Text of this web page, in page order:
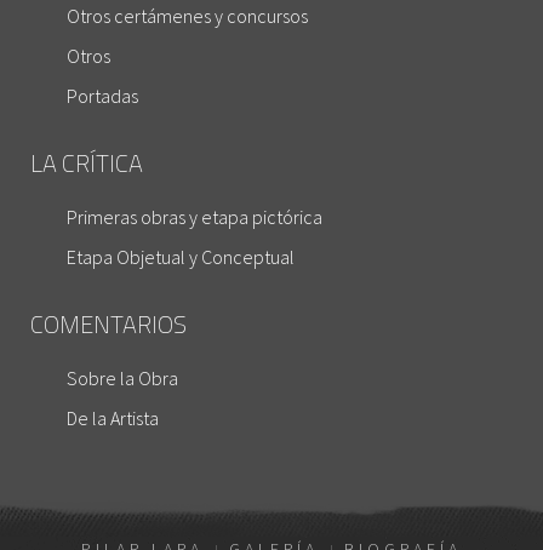
Otros certámenes y concursos
Otros
Portadas
LA CRÍTICA
Primeras obras y etapa pictórica
Etapa Objetual y Conceptual
COMENTARIOS
Sobre la Obra
De la Artista